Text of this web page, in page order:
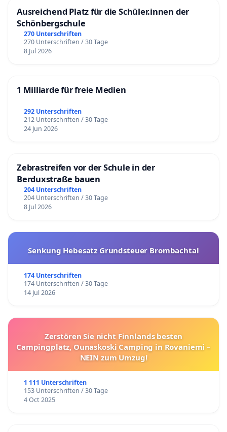
Ausreichend Platz für die Schüler.innen der
Schönbergschule
270 Unterschriften
270 Unterschriften / 30 Tage
8 Jul 2026
1 Milliarde für freie Medien
292 Unterschriften
212 Unterschriften / 30 Tage
24 Jun 2026
Zebrastreifen vor der Schule in der
Berduxstraße bauen
204 Unterschriften
204 Unterschriften / 30 Tage
8 Jul 2026
Senkung Hebesatz Grundsteuer Brombachtal
174 Unterschriften
174 Unterschriften / 30 Tage
14 Jul 2026
Zerstören Sie nicht Finnlands besten
Campingplatz, Ounaskoski Camping in Rovaniemi –
NEIN zum Umzug!
1 111 Unterschriften
153 Unterschriften / 30 Tage
4 Oct 2025